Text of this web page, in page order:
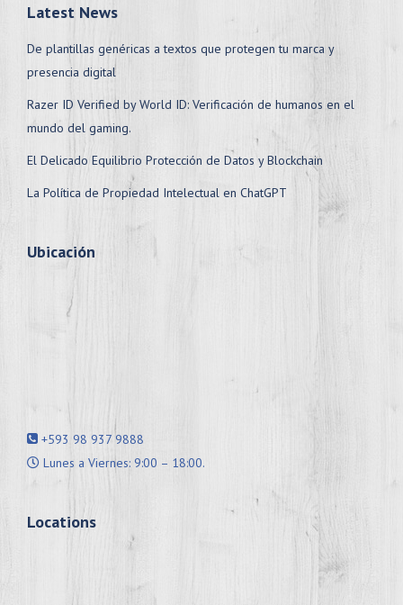
Latest News
De plantillas genéricas a textos que protegen tu marca y
presencia digital
Razer ID Verified by World ID: Verificación de humanos en el
mundo del gaming.
El Delicado Equilibrio Protección de Datos y Blockchain
La Política de Propiedad Intelectual en ChatGPT
Ubicación
+593 98 937 9888
Lunes a Viernes: 9:00 – 18:00.
Locations